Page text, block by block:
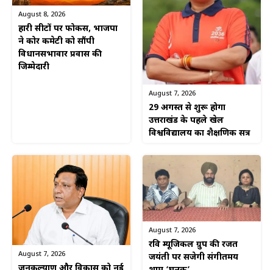
August 8, 2026
हारी सीटों पर फोकस, भाजपा
ने कोर कमेटी को सौंपी
विधानसभावार प्रवास की
जिम्मेदारी
August 7, 2026
29 अगस्त से शुरू होगा
उत्तराखंड के पहले खेल
विश्वविद्यालय का शैक्षणिक सत्र
August 7, 2026
August 7, 2026
रवि म्यूजिकल ग्रुप की रजत
जयंती पर सजेगी संगीतमय